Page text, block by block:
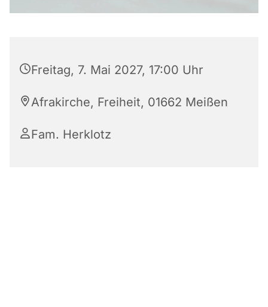
Freitag, 7. Mai 2027, 17:00 Uhr
Afrakirche, Freiheit, 01662 Meißen
Fam. Herklotz